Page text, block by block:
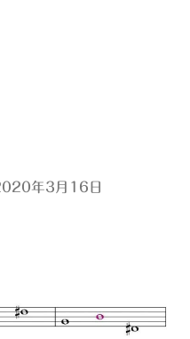
年3月16日